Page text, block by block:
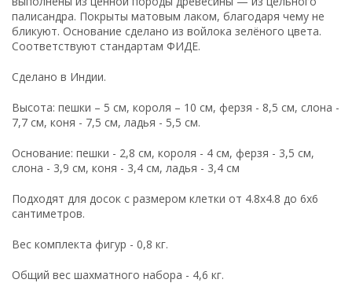
палисандра. Покрыты матовым лаком, благодаря чему не
бликуют. Основание сделано из войлока зелёного цвета.
Соответствуют стандартам ФИДЕ.
Сделано в Индии.
Высота: пешки – 5 см, короля – 10 см, ферзя - 8,5 см, слона -
7,7 см, коня - 7,5 см, ладья - 5,5 см.
Основание: пешки - 2,8 см, короля - 4 см, ферзя - 3,5 см,
слона - 3,9 см, коня - 3,4 см, ладья - 3,4 см
Подходят для досок с размером клетки от 4.8x4.8 до 6x6
сантиметров.
Вес комплекта фигур - 0,8 кг.
Общий вес шахматного набора - 4,6 кг.